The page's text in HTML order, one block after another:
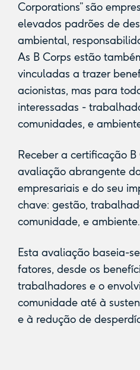
Corporations” são
elevados padrões de
ambiental,
As B Corps estão
vinculadas a trazer
acionistas, mas para
interessadas -
comunidades, e
Receber a certificação
avaliação abrangente
empresariais e do seu
chave: gestão,
comunidade, e ambiente.
Esta avaliação baseia-
fatores, desde os
trabalhadores e o
comunidade até à
e à redução de